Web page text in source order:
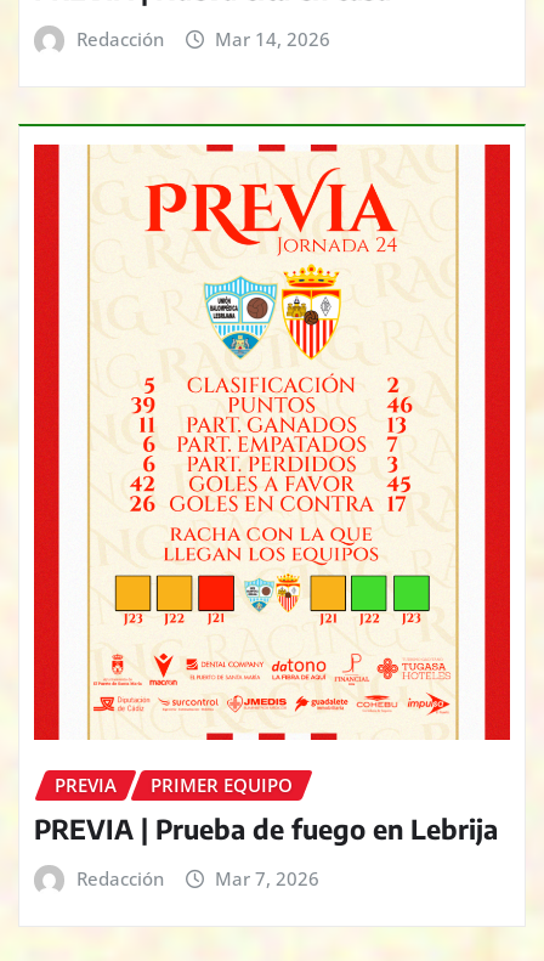
Redacción Mar 14, 2026
PREVIA PRIMER EQUIPO
PREVIA | Prueba de fuego en Lebrija
Redacción Mar 7, 2026